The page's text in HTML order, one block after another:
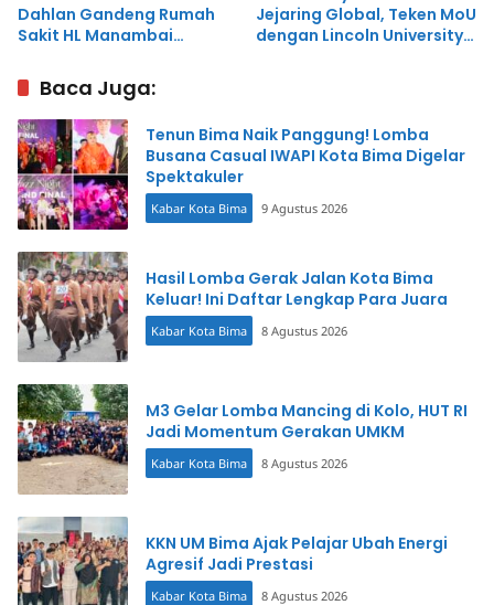
Dahlan Gandeng Rumah
Sakit HL Manambai
Kompetensi Mahasiswa
Kesehatan
Jejaring Global, Teken MoU
dengan Lincoln University
Baca Juga:
Tenun Bima Naik Panggung! Lomba
Busana Casual IWAPI Kota Bima Digelar
Spektakuler
Kabar Kota Bima 9 Agustus 2026
Hasil Lomba Gerak Jalan Kota Bima
Keluar! Ini Daftar Lengkap Para Juara
Kabar Kota Bima 8 Agustus 2026
M3 Gelar Lomba Mancing di Kolo, HUT RI
Jadi Momentum Gerakan UMKM
Kabar Kota Bima 8 Agustus 2026
KKN UM Bima Ajak Pelajar Ubah Energi
Agresif Jadi Prestasi
Kabar Kota Bima 8 Agustus 2026